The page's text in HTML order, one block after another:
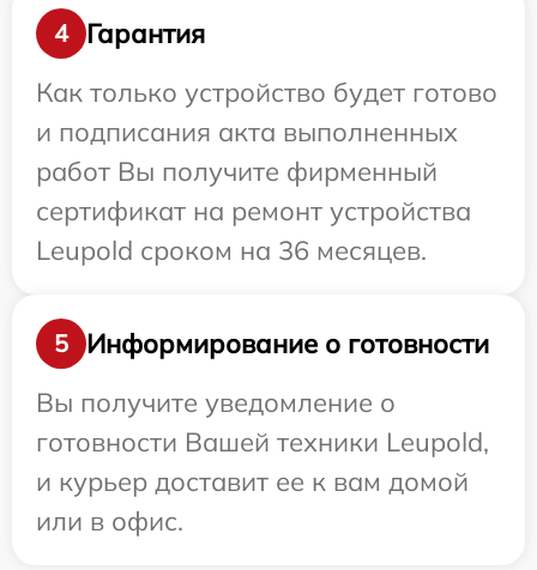
4
Гарантия
Как только устройство будет готово
и подписания акта выполненных
работ Вы получите фирменный
сертификат на ремонт устройства
Leupold сроком на 36 месяцев.
5
Информирование о готовности
Вы получите уведомление о
готовности Вашей техники Leupold,
и курьер доставит ее к вам домой
или в офис.